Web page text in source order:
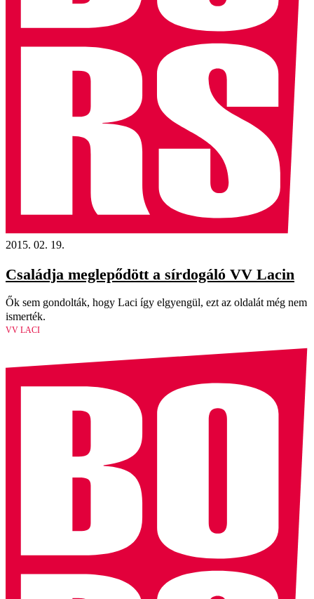
2015. 02. 19.
Családja meglepődött a sírdogáló VV Lacin
Ők sem gondolták, hogy Laci így elgyengül, ezt az oldalát még nem
ismerték.
VV LACI